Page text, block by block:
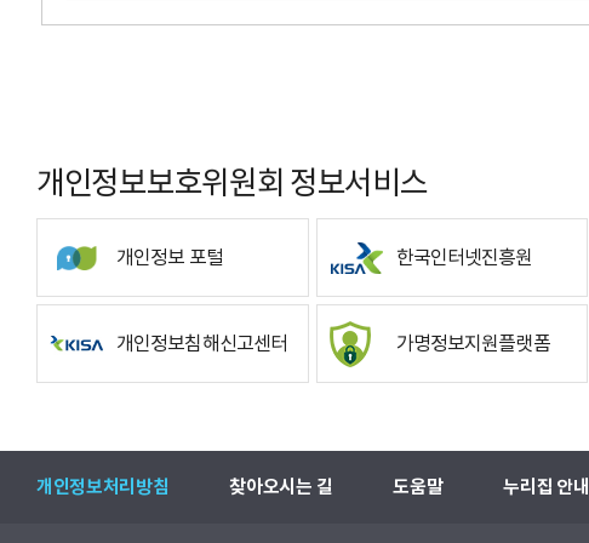
개인정보보호위원회 정보서비스
개인정보 포털 한국인터넷진흥원
개인정보침해신고센터 가명정보지원플랫폼
개인정보처리방침 찾아오시는 길 도움말 누리집 안내